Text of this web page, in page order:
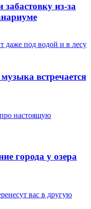
из-за
встречается
города у озера